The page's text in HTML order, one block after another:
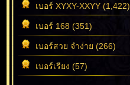
เบอร์ XYXY-XXYY (1,422)
เบอร์ 168 (351)
เบอร์สวย จำง่าย (266)
เบอร์เรียง (57)